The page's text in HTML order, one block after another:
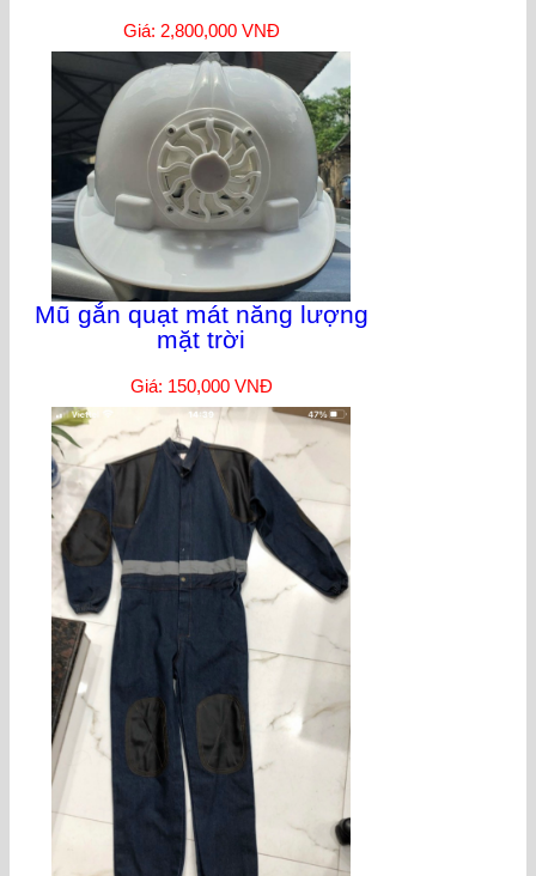
Giá: 2,800,000 VNĐ
Mũ gắn quạt mát năng lượng
mặt trời
Giá: 150,000 VNĐ